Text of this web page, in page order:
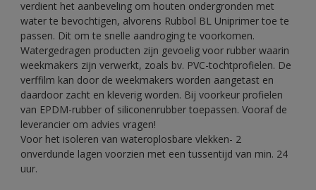
verdient het aanbeveling om houten ondergronden met
water te bevochtigen, alvorens Rubbol BL Uniprimer toe te
passen. Dit om te snelle aandroging te voorkomen.
Watergedragen producten zijn gevoelig voor rubber waarin
weekmakers zijn verwerkt, zoals bv. PVC-tochtprofielen. De
verffilm kan door de weekmakers worden aangetast en
daardoor zacht en kleverig worden. Bij voorkeur profielen
van EPDM-rubber of siliconenrubber toepassen. Vooraf de
leverancier om advies vragen!
Voor het isoleren van wateroplosbare vlekken- 2
onverdunde lagen voorzien met een tussentijd van min. 24
uur.